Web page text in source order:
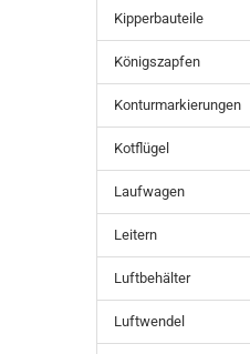
Kipperbauteile
Königszapfen
Konturmarkierungen
Kotflügel
Laufwagen
Leitern
Luftbehälter
Luftwendel